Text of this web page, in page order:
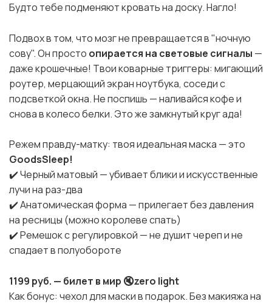
Будто тебе подменяют кровать на доску. Нагло!
Подвох в том, что мозг не превращается в "ночную
сову". Он просто опирается на световые сигналы —
даже крошечные! Твои коварные триггеры: мигающий
роутер, мерцающий экран ноутбука, соседи с
подсветкой окна. Не поспишь — наливайся кофе и
снова в колесо белки. Это же замкнутый круг ада!
Режем правду-матку: твоя идеальная маска — это
GoodsSleep! ⠀
✔️ Черный матовый — убивает блики и искусственные
лучи на раз-два
✔️ Анатомическая форма — прилегает без давления
на ресницы (можно королеве спать)
✔️ Ремешок с регулировкой — не душит череп и не
спадает в полуобороте
1199 руб. — билет в мир 🔇zero light
Как бонус: чехол для маски в подарок. Без макияжа на